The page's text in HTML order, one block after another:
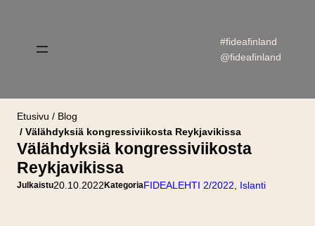
#fideafinland
@fideafinland
Etusivu
Blog
Välähdyksiä kongressiviikosta Reykjavikissa
Välähdyksiä kongressiviikosta
Reykjavikissa
Julkaistu20.10.2022KategoriaFIDEALEHTI 2/2022 Islanti